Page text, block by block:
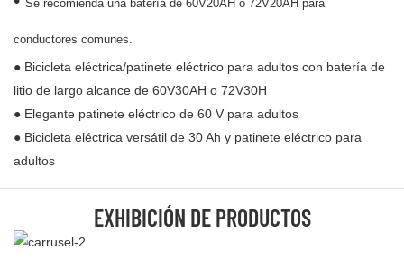
Se recomienda una batería de 60V20AH o 72V20AH para
conductores comunes.
● Bicicleta eléctrica/patinete eléctrico para adultos con batería de
litio de largo alcance de 60V30AH o 72V30H
● Elegante patinete eléctrico de 60 V para adultos
● Bicicleta eléctrica versátil de 30 Ah y patinete eléctrico para
adultos
EXHIBICIÓN DE PRODUCTOS